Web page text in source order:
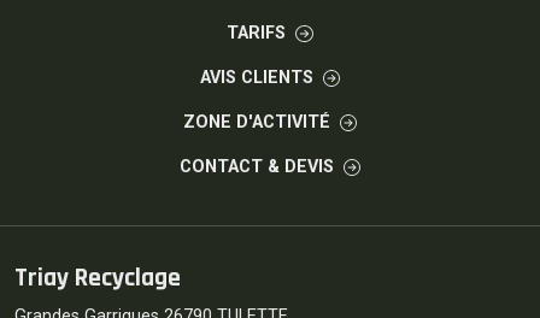
TARIFS
AVIS CLIENTS
ZONE D'ACTIVITÉ
CONTACT & DEVIS
Triay Recyclage